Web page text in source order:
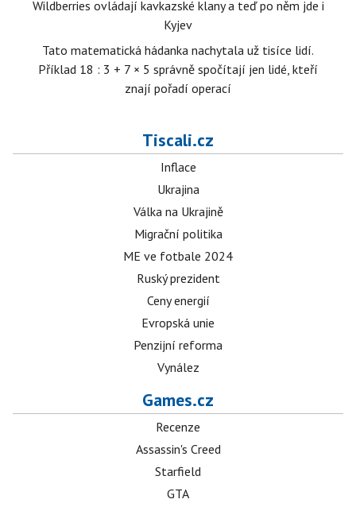
Wildberries ovládají kavkazské klany a teď po něm jde i
Kyjev
Tato matematická hádanka nachytala už tisíce lidí.
Příklad 18 : 3 + 7 × 5 správně spočítají jen lidé, kteří
znají pořadí operací
Tiscali.cz
Inflace
Ukrajina
Válka na Ukrajině
Migrační politika
ME ve fotbale 2024
Ruský prezident
Ceny energií
Evropská unie
Penzijní reforma
Vynález
Games.cz
Recenze
Assassin's Creed
Starfield
GTA